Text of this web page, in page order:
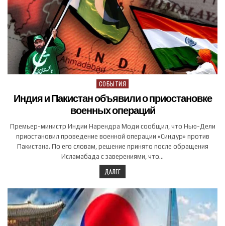
Posted in
СОБЫТИЯ
Индия и Пакистан объявили о приостановке
военных операций
Премьер-министр Индии Нарендра Моди сообщил, что Нью-Дели
приостановил проведение военной операции «Синдур» против
Пакистана. По его словам, решение принято после обращения
Исламабада с заверениями, что…
ДАЛЕЕ